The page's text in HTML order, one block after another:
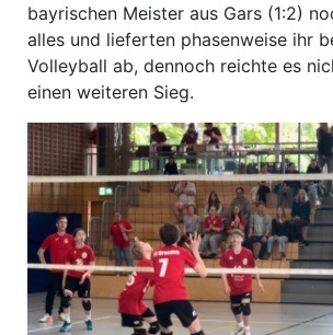
bayrischen Meister aus Gars (1:2)
alles und lieferten phasenweise ihr
Volleyball ab, dennoch reichte es
einen weiteren Sieg.